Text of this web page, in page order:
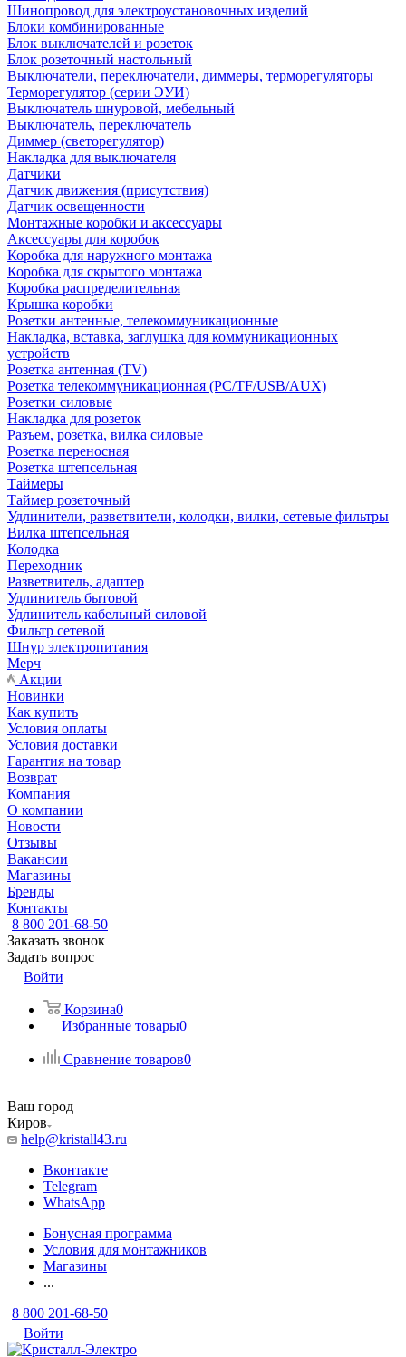
Шинопровод для электроустановочных изделий
Блоки комбинированные
Блок выключателей и розеток
Блок розеточный настольный
Выключатели, переключатели, диммеры, терморегуляторы
Терморегулятор (серии ЭУИ)
Выключатель шнуровой, мебельный
Выключатель, переключатель
Диммер (светорегулятор)
Накладка для выключателя
Датчики
Датчик движения (присутствия)
Датчик освещенности
Монтажные коробки и аксессуары
Аксессуары для коробок
Коробка для наружного монтажа
Коробка для скрытого монтажа
Коробка распределительная
Крышка коробки
Розетки антенные, телекоммуникационные
Накладка, вставка, заглушка для коммуникационных
устройств
Розетка антенная (TV)
Розетка телекоммуникационная (PC/TF/USB/AUX)
Розетки силовые
Накладка для розеток
Разъем, розетка, вилка силовые
Розетка переносная
Розетка штепсельная
Таймеры
Таймер розеточный
Удлинители, разветвители, колодки, вилки, сетевые фильтры
Вилка штепсельная
Колодка
Переходник
Разветвитель, адаптер
Удлинитель бытовой
Удлинитель кабельный силовой
Фильтр сетевой
Шнур электропитания
Мерч
Акции
Новинки
Как купить
Условия оплаты
Условия доставки
Гарантия на товар
Возврат
Компания
О компании
Новости
Отзывы
Вакансии
Магазины
Бренды
Контакты
8 800 201-68-50
Заказать звонок
Задать вопрос
Войти
Корзина0
Избранные товары0
Сравнение товаров0
Ваш город
Киров
help@kristall43.ru
Вконтакте
Telegram
WhatsApp
Бонусная программа
Условия для монтажников
Магазины
...
8 800 201-68-50
Войти